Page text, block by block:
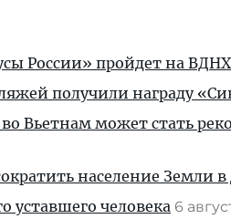
России» пройдет на ВДНХ
получили награду
Вьетнам может стать
население Земли в
уставшего человека 6